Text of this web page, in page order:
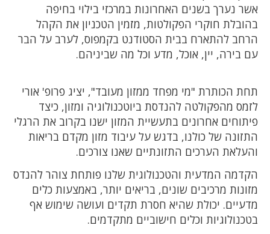
אשר נערך בשנים האחרונות במרכזי בילוי בחיפה
בהובלת חוקרי הפקולטות, מזמין הטכניון את הקהל
הרחב להתארח בבית הסטודנט בקמפוס, לערב על הבר
עם בירה, יין, אוכל, מדע וכל מה שביניהם.
תחת הכותרת "מי מפחד ממזון מעובד", יציג פרופ' אורי
לזמס מהפקולטה להנדסת ביוטכנולוגיה ומזון, כיצד
פיתוחים אחרונים בתעשיית המזון ישנו בקרוב את הרגלי
התזונה של כולנו, בדגש על עיבוד מזון מקדם בריאות
והעלאת הערכים התזונתיים שאנו צורכים.
הקדמה המדעית והטכנולוגית שלנו פותחת צוהר להנדס
מזונות מרכיבים שונים, בריאים יותר, באמצעות כלים
מדעיים. יכולת שהיא חסרת תקדים ועושה שימוש אף
בטכנולוגיות וכלים חישוביים מתקדמים.